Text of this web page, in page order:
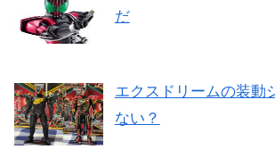
だ
エクスドリームの装動
ない？